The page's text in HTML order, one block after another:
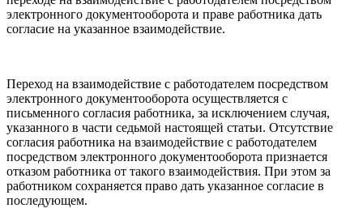
электронного документооборота и праве работника дать
согласие на указанное взаимодействие.
Переход на взаимодействие с работодателем посредством
электронного документооборота осуществляется с
письменного согласия работника, за исключением случая,
указанного в части седьмой настоящей статьи. Отсутствие
согласия работника на взаимодействие с работодателем
посредством электронного документооборота признается
отказом работника от такого взаимодействия. При этом за
работником сохраняется право дать указанное согласие в
последующем.